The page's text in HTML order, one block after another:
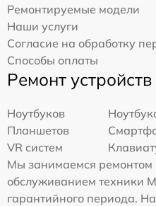
Ремонтируемые модели
Наши услуги
Согласие на обработку
Способы оплаты
Ремонт устройств
Ноутбуков
Планшетов
VR систем
Мы занимаемся ремонтом
обслуживанием техники
гарантийного периода.